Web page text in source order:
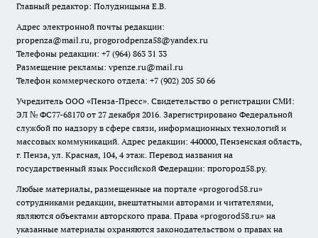
Главный редактор: Полудницына Е.В.
Адрес электронной почты редакции:
propenza@mail.ru, progorodpenza58@yandex.ru
Телефоны редакции: +7 (964) 863 31 33
Размещение рекламы: vpenze.ru@mail.ru
Телефон коммерческого отдела: +7 (902) 205 50 66
Учредитель ООО «Пенза-Пресс». Свидетельство о регистрации СМИ:
ЭЛ № ФС77-68170 от 27 декабря 2016. Зарегистрировано Федеральной
службой по надзору в сфере связи, информационных технологий и
массовых коммуникаций. Адрес редакции: 440000, Пензенская область,
г. Пенза, ул. Красная, 104, 4 этаж. Перевод названия на
государственный язык Российской Федерации: прогород58.ру.
Любые материалы, размещенные на портале «progorod58.ru»
сотрудниками редакции, внештатными авторами и читателями,
являются объектами авторского права. Права «progorod58.ru» на
указанные материалы охраняются законодательством о правах на